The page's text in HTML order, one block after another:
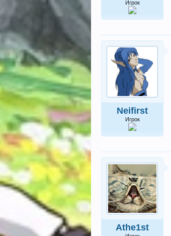
Игрок
Neifirst
Игрок
Athe1st